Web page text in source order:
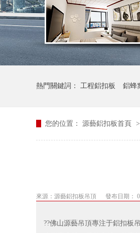
熱門關鍵詞： 工程鋁扣板 鋁蜂
您的位置： 源藝鋁扣板首頁 >
來源： 源藝鋁扣板吊頂 發布日期：
??佛山源藝吊頂專注于鋁扣板